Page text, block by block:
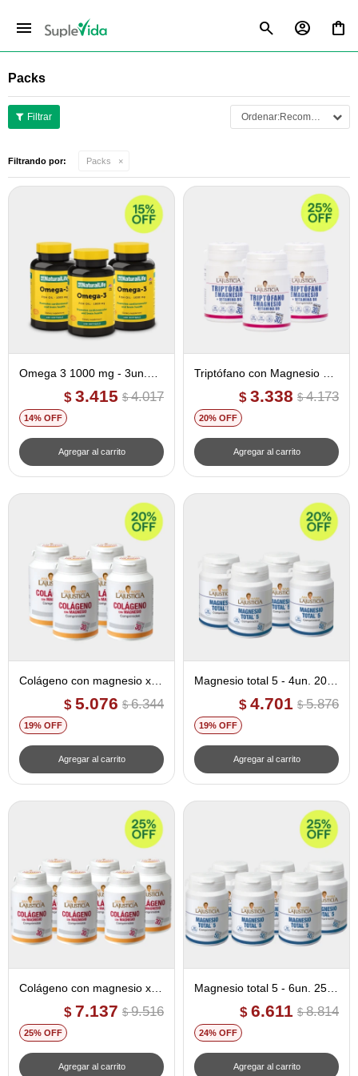
menu
Packs
Recomendados
Filtrando por: Packs
Omega 3 1000 mg - 3un.
$ 3.415 $ 4.017
14
Triptófano con Magnesio +
Vitamina B6 - 3un. 20% off
$ 3.338 $ 4.173
20
Colágeno con magnesio x
180 comprimidos - 4un.
$ 5.076 $ 6.344
19
Magnesio total 5 - 4un. 20%
$ 4.701 $ 5.876
19
Colágeno con magnesio x
180 comprimidos - 6un.
$ 7.137 $ 9.516
25
Magnesio total 5 - 6un. 25%
$ 6.611 $ 8.814
24